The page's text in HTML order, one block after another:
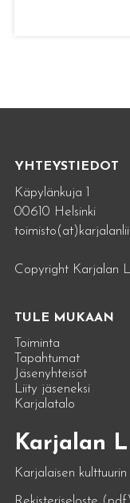
YHTEYSTIEDOT
Käpylänkuja 1
00610 Helsinki
Copyright Karjalan
TULE MUKAAN
Toiminta
Tapahtumat
Jäsenyhteisöt
Liity jäseneksi
Karjalatalo
Karjalan
Karjalaisen